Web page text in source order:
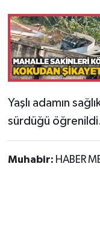
Yaşlı adamın
sürdüğü
Muhabir: HABER
MAGAZİN
Politika
Resmi İlan
Röportaj
Sağlık